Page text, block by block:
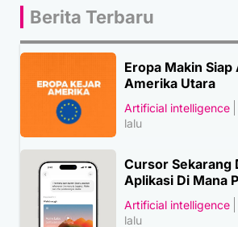
Berita Terbaru
Eropa Makin Siap
Amerika Utara
Artificial intelligence
lalu
Cursor Sekarang
Aplikasi Di Mana
Artificial intelligence
lalu